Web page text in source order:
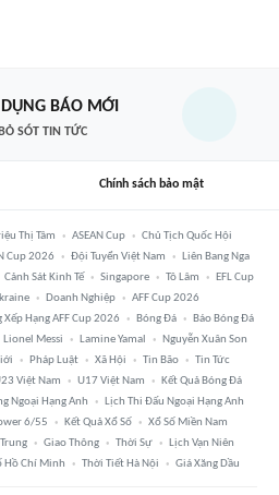
BÁO MỚI
SÓT TIN TỨC
Chính sách bảo mật
Thị Tâm ASEAN Cup
Chủ Tịch Quốc Hội
Cup 2026 Đội Tuyển Việt Nam
Liên Bang Nga
Cảnh Sát Kinh Tế Singapore Tô Lâm
EFL Cup
Doanh Nghiệp
AFF Cup 2026
Xếp Hạng AFF Cup 2026 Bóng Đá
Báo Bóng Đá
Lionel Messi Lamine Yamal
Nguyễn Xuân Son
Pháp Luật Xã Hội Tin Bão
Tin Tức
Việt Nam U17 Việt Nam
Kết Quả Bóng Đá
Ngoại Hạng Anh
Lịch Thi Đấu Ngoại Hạng Anh
6/55 Kết Quả Xổ Số
Xổ Số Miền Nam
Giao Thông Thời Sự
Lịch Vạn Niên
Hồ Chí Minh Thời Tiết Hà Nội Giá Xăng Dầu